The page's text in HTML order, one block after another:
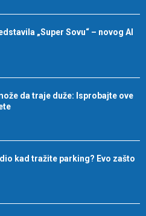
„Super Sovu“ – novog AI
da traje duže: Isprobajte ove
kad tražite parking? Evo zašto